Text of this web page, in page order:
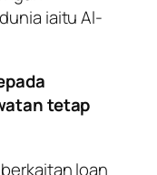
iaitu Al-
tetap
loan